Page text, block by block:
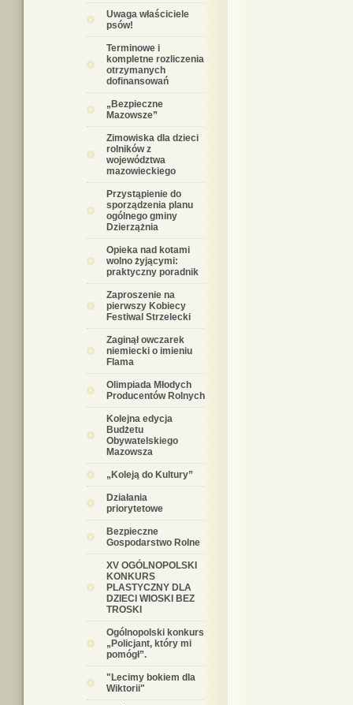
Uwaga właściciele
psów!
Terminowe i
kompletne rozliczenia
otrzymanych
dofinansowań
„Bezpieczne
Mazowsze”
Zimowiska dla dzieci
rolników z
województwa
mazowieckiego
Przystąpienie do
sporządzenia planu
ogólnego gminy
Dzierzążnia
Opieka nad kotami
wolno żyjącymi:
praktyczny poradnik
Zaproszenie na
pierwszy Kobiecy
Festiwal Strzelecki
Zaginął owczarek
niemiecki o imieniu
Flama
Olimpiada Młodych
Producentów Rolnych
Kolejna edycja
Budżetu
Obywatelskiego
Mazowsza
„Koleją do Kultury”
Działania
priorytetowe
Bezpieczne
Gospodarstwo Rolne
XV OGÓLNOPOLSKI
KONKURS
PLASTYCZNY DLA
DZIECI WIOSKI BEZ
TROSKI
Ogólnopolski konkurs
„Policjant, który mi
pomógł”.
"Lecimy bokiem dla
Wiktorii"